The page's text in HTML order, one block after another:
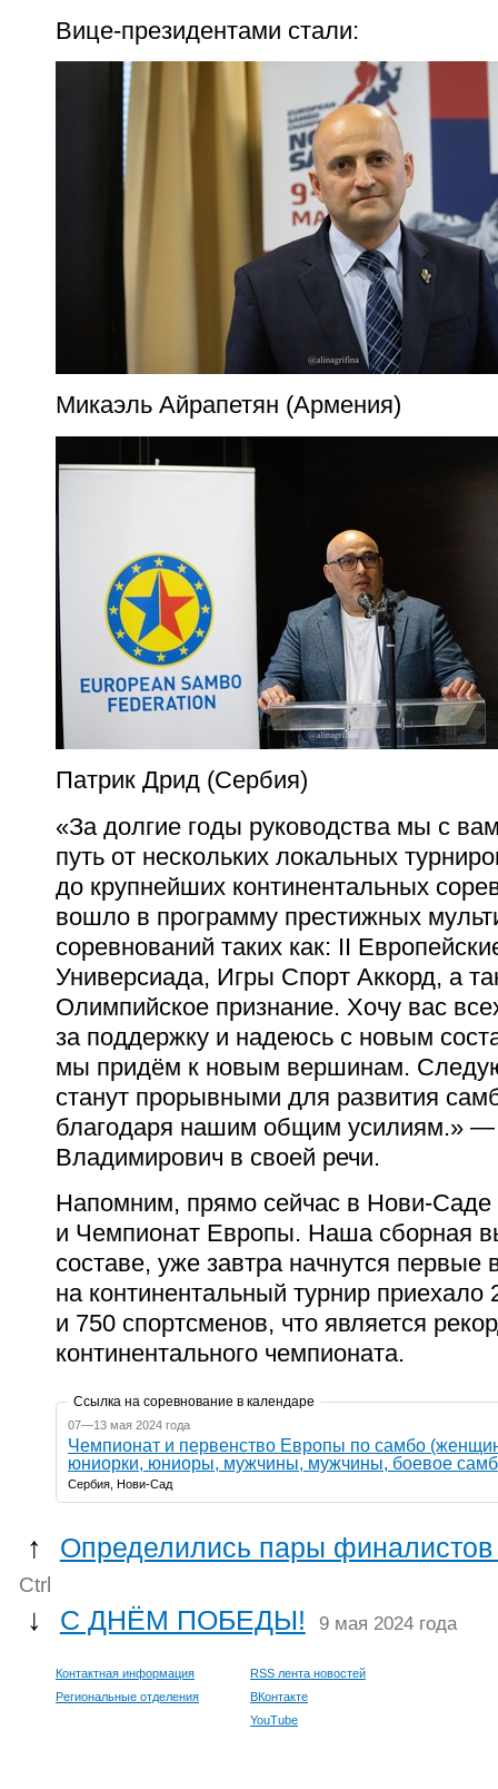
Вице-президентами стали:
Микаэль Айрапетян (Армения)
Патрик Дрид (Сербия)
«За долгие годы руководства мы с
путь от нескольких локальных
до крупнейших континентальных
вошло в программу престижных
соревнований таких как: II
Универсиада, Игры Спорт Аккорд, а
Олимпийское признание. Хочу вас
за поддержку и надеюсь с новым
мы придём к новым вершинам.
станут прорывными для развития
благодаря нашим общим усилиям.» —
Владимирович в своей речи.
Напомним, прямо сейчас в Нови-Саде
и Чемпионат Европы. Наша сборная
составе, уже завтра начнутся первые
на континентальный турнир приехало
и 750 спортсменов, что является
континентального чемпионата.
Ссылка на соревнование в календаре
07—13 мая 2024 года
Чемпионат и первенство Европы по самбо
юниорки, юниоры, мужчины, мужчины, боевое
Сербия, Нови-Сад
↑ Определились пары
Ctrl
↓ С ДНЁМ ПОБЕДЫ! 9 мая 2024 года
Контактная информация
Региональные отделения
RSS лента новостей
ВКонтакте
YouTube